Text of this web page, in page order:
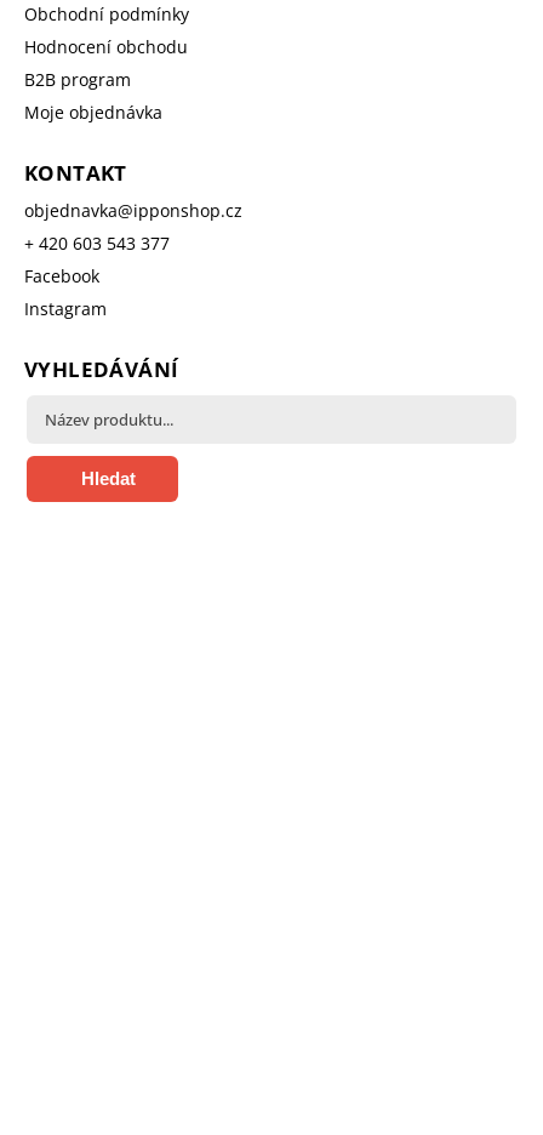
Obchodní podmínky
Hodnocení obchodu
B2B program
Moje objednávka
KONTAKT
objednavka@ipponshop.cz
+ 420 603 543 377
Facebook
Instagram
VYHLEDÁVÁNÍ
Hledat